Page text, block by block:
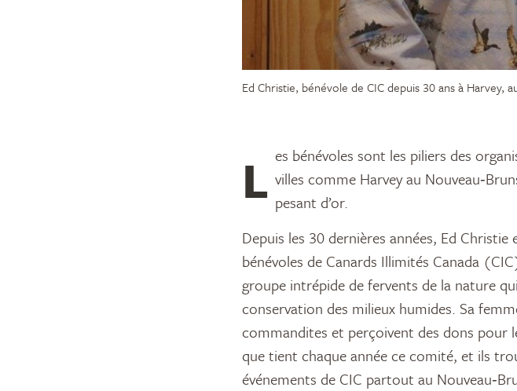
Ed Christie, bénévole de CIC depuis 30 ans à Harvey,
Les bénévoles sont les piliers des organisations communautaires. Et dans les petites villes comme Harvey au
pesant d’or.
Depuis les 30 dernières années, Ed
bénévoles de Canards Illimités Canada
groupe intrépide de fervents de la nature
conservation des milieux humides. Sa
commandites et perçoivent des dons pour
que tient chaque année ce comité, et ils
événements de CIC partout au